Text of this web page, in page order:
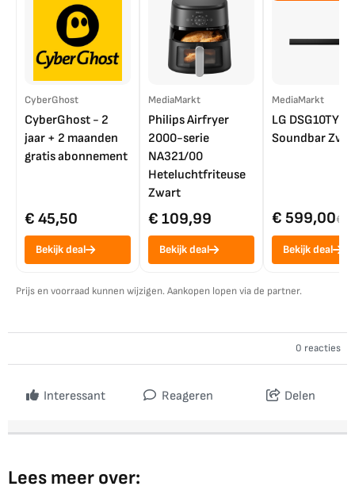
CyberGhost
CyberGhost - 2
jaar + 2 maanden
gratis abonnement
€ 45,50
Bekijk deal
MediaMarkt
Philips Airfryer
2000-serie
NA321/00
Heteluchtfriteuse
Zwart
€ 109,99
Bekijk deal
MediaMarkt
LG DSG10TY
Soundbar
€ 599,00€
Bekijk deal
Prijs en voorraad kunnen wijzigen. Aankopen lopen via de partner.
0 reacties
Interessant Reageren Delen
Lees meer over: